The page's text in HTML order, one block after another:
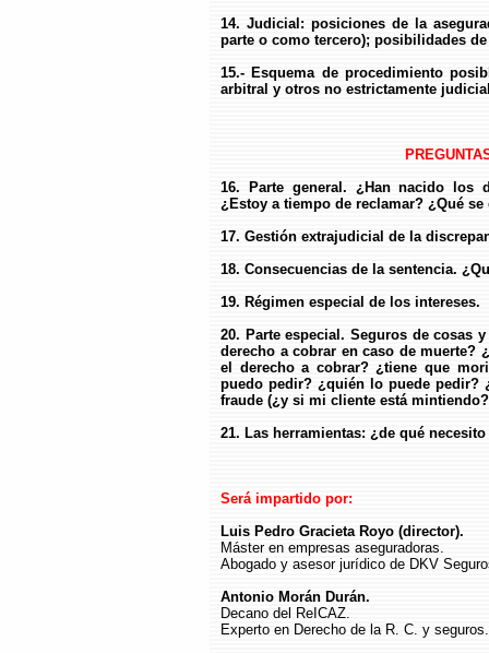
14. Judicial: posiciones de la
parte o como tercero); posibilidades
15.- Esquema de procedimiento
arbitral y otros no estrictamente
16. Parte general. ¿Han nacido los
¿Estoy a tiempo de reclamar? ¿Qué
17. Gestión extrajudicial de la
18. Consecuencias de la sentencia.
19. Régimen especial de los intereses.
20. Parte especial. Seguros de cosas
derecho a cobrar en caso de muerte?
el derecho a cobrar? ¿tiene que
puedo pedir? ¿quién lo puede pedir?
fraude (¿y si mi cliente está
21. Las herramientas: ¿de qué
Será impartido por:
Luis Pedro Gracieta Royo (director).
Máster en empresas aseguradoras.
Abogado y asesor jurídico de DKV
Antonio Morán Durán.
Decano del ReICAZ.
Experto en Derecho de la R. C. y seguros.